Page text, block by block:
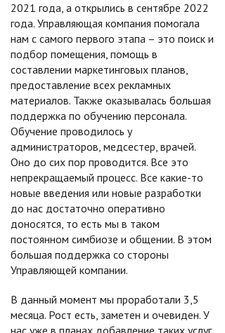
2021 года, а открылись в сентябре 2022
года. Управляющая компания помогала
нам с самого первого этапа – это поиск и
подбор помещения, помощь в
составлении маркетинговых планов,
предоставление всех рекламных
материалов. Также оказывалась большая
поддержка по обучению персонала.
Обучение проводилось у
администраторов, медсестер, врачей.
Оно до сих пор проводится. Все это
непрекращаемый процесс. Все какие-то
новые введения или новые разработки
до нас достаточно оперативно
доносятся, то есть мы в таком
постоянном симбиозе и общении. В этом
большая поддержка со стороны
Управляющей компании.
В данный момент мы проработали 3,5
месяца. Рост есть, заметен и очевиден. У
нас уже в планах добавление таких услуг,